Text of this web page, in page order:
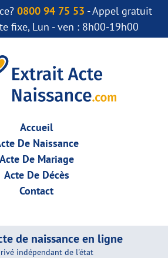
0800 94 75 53 - Appel gratuit
fixe, Lun - ven : 8h00-19h00
Accueil
De Naissance
Acte De Mariage
Acte De Décès
Contact
de naissance en ligne
indépendant de l'état